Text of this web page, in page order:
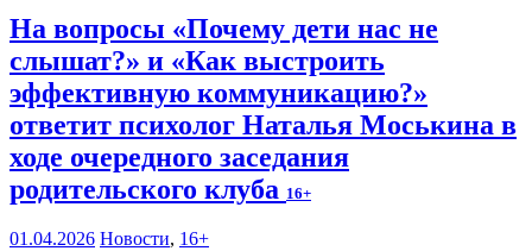
На вопросы «Почему дети нас не
слышат?» и «Как выстроить
эффективную коммуникацию?»
ответит психолог Наталья Моськина в
ходе очередного заседания
родительского клуба 16+
01.04.2026 Новости, 16+